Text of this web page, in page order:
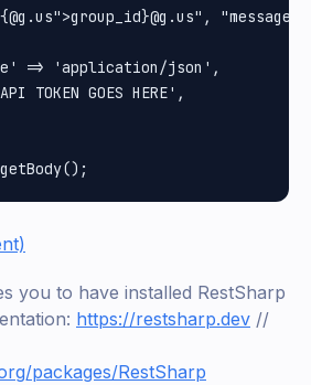
=> 'application/json',
TOKEN GOES HERE',
you to have installed RestSharp
https://restsharp.dev //
packages/RestSharp